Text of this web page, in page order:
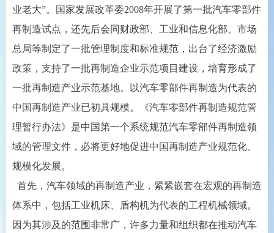
业老大”。国家发展改革委2008年开展了第一批汽车零部件
再制造试点，还先后会同财政部、工业和信息化部、市场
总局等制定了一批管理制度和标准规范，出台了经济激励
政策，支持了一批再制造企业示范项目建设，培育形成了
一批再制造产业示范基地。以汽车零部件再制造为代表的
中国再制造产业已初具规模。《汽车零部件再制造规范管
理暂行办法》是中国第一个系统规范汽车零部件再制造领
域的管理文件，必将更好地促进中国再制造产业规范化、
规模化发展。
首先，汽车领域的再制造产业，紧紧嵌套在宏观的再制造
体系中，包括工业机床、盾构机为代表的工程机械领域。
因为其涉及的范围非常广，许多力量和组织都在推动汽车